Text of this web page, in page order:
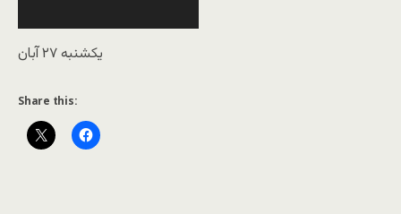
یکشنبه ۲۷ آبان
Share this: